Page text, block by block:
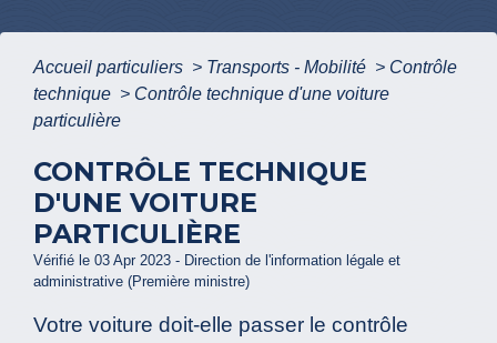
Accueil particuliers > Transports - Mobilité > Contrôle
technique > Contrôle technique d'une voiture
particulière
CONTRÔLE TECHNIQUE
D'UNE VOITURE
PARTICULIÈRE
Vérifié le 03 Apr 2023 - Direction de l'information légale et
administrative (Première ministre)
Votre voiture doit-elle passer le contrôle